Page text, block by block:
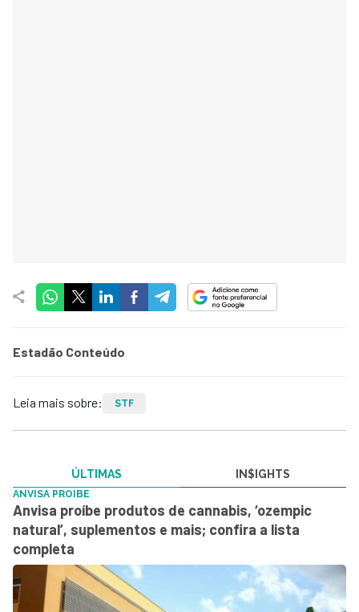
Estadão Conteúdo
Leia mais sobre: STF
ÚLTIMAS IN$IGHTS
ANVISA PROIBE
Anvisa proíbe produtos de cannabis, ‘ozempic
natural’, suplementos e mais; confira a lista
completa